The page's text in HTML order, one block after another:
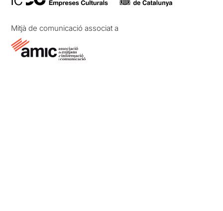
Mitjà de comunicació associat a